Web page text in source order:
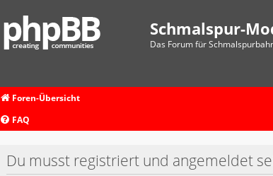
Schmalspur-
Das Forum für
Foren-Übersicht
FAQ
Du musst registriert und angemeldet